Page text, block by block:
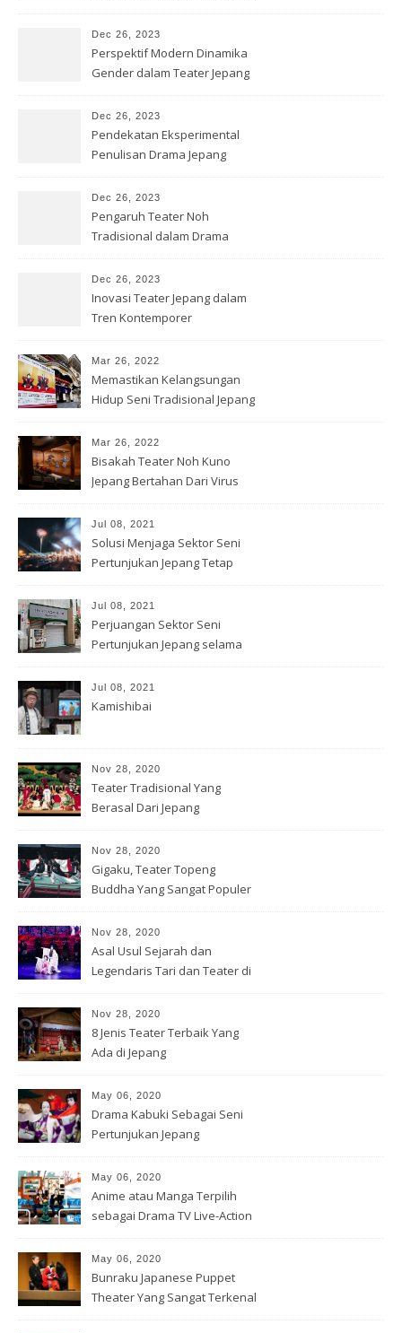
Dec 26, 2023
Perspektif Modern Dinamika
Gender dalam Teater Jepang
Dec 26, 2023
Pendekatan Eksperimental
Penulisan Drama Jepang
Dec 26, 2023
Pengaruh Teater Noh
Tradisional dalam Drama
Dec 26, 2023
Inovasi Teater Jepang dalam
Tren Kontemporer
Mar 26, 2022
Memastikan Kelangsungan
Hidup Seni Tradisional Jepang
Mar 26, 2022
Bisakah Teater Noh Kuno
Jepang Bertahan Dari Virus
Jul 08, 2021
Solusi Menjaga Sektor Seni
Pertunjukan Jepang Tetap
Jul 08, 2021
Perjuangan Sektor Seni
Pertunjukan Jepang selama
Jul 08, 2021
Kamishibai
Nov 28, 2020
Teater Tradisional Yang
Berasal Dari Jepang
Nov 28, 2020
Gigaku, Teater Topeng
Buddha Yang Sangat Populer
Nov 28, 2020
Asal Usul Sejarah dan
Legendaris Tari dan Teater di
Nov 28, 2020
8 Jenis Teater Terbaik Yang
Ada di Jepang
May 06, 2020
Drama Kabuki Sebagai Seni
Pertunjukan Jepang
May 06, 2020
Anime atau Manga Terpilih
sebagai Drama TV Live-Action
May 06, 2020
Bunraku Japanese Puppet
Theater Yang Sangat Terkenal